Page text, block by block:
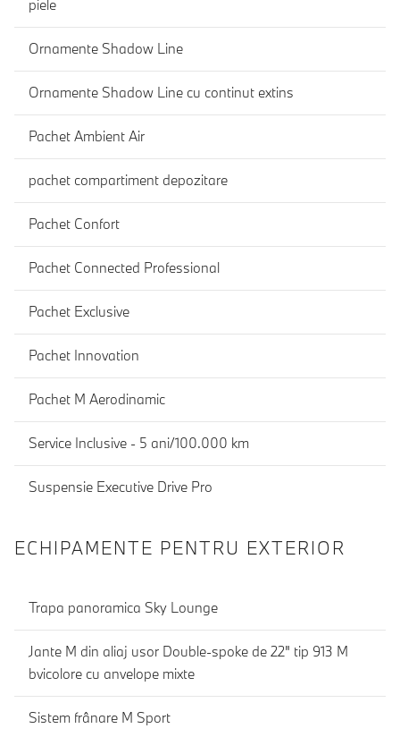
piele
Ornamente Shadow Line
Ornamente Shadow Line cu continut extins
Pachet Ambient Air
pachet compartiment depozitare
Pachet Confort
Pachet Connected Professional
Pachet Exclusive
Pachet Innovation
Pachet M Aerodinamic
Service Inclusive - 5 ani/100.000 km
Suspensie Executive Drive Pro
ECHIPAMENTE PENTRU EXTERIOR
Trapa panoramica Sky Lounge
Jante M din aliaj usor Double-spoke de 22" tip 913 M
bvicolore cu anvelope mixte
Sistem frânare M Sport